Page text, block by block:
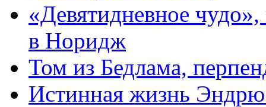
«Девятидневное
в Норидж
Том из Бедлама,
Истинная жизнь